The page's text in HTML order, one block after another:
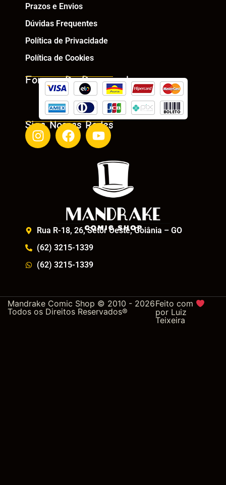
Prazos e Envios
Dúvidas Frequentes
Política de Privacidade
Política de Cookies
Formas De Pagamento
Siga Nossas Redes
Rua R-18, 26, Setor Oeste, Goiânia – GO
(62) 3215-1339
(62) 3215-1339
Mandrake Comic Shop © 2010 - 2026
Todos os Direitos Reservados®
Feito com
por Luiz
Teixeira